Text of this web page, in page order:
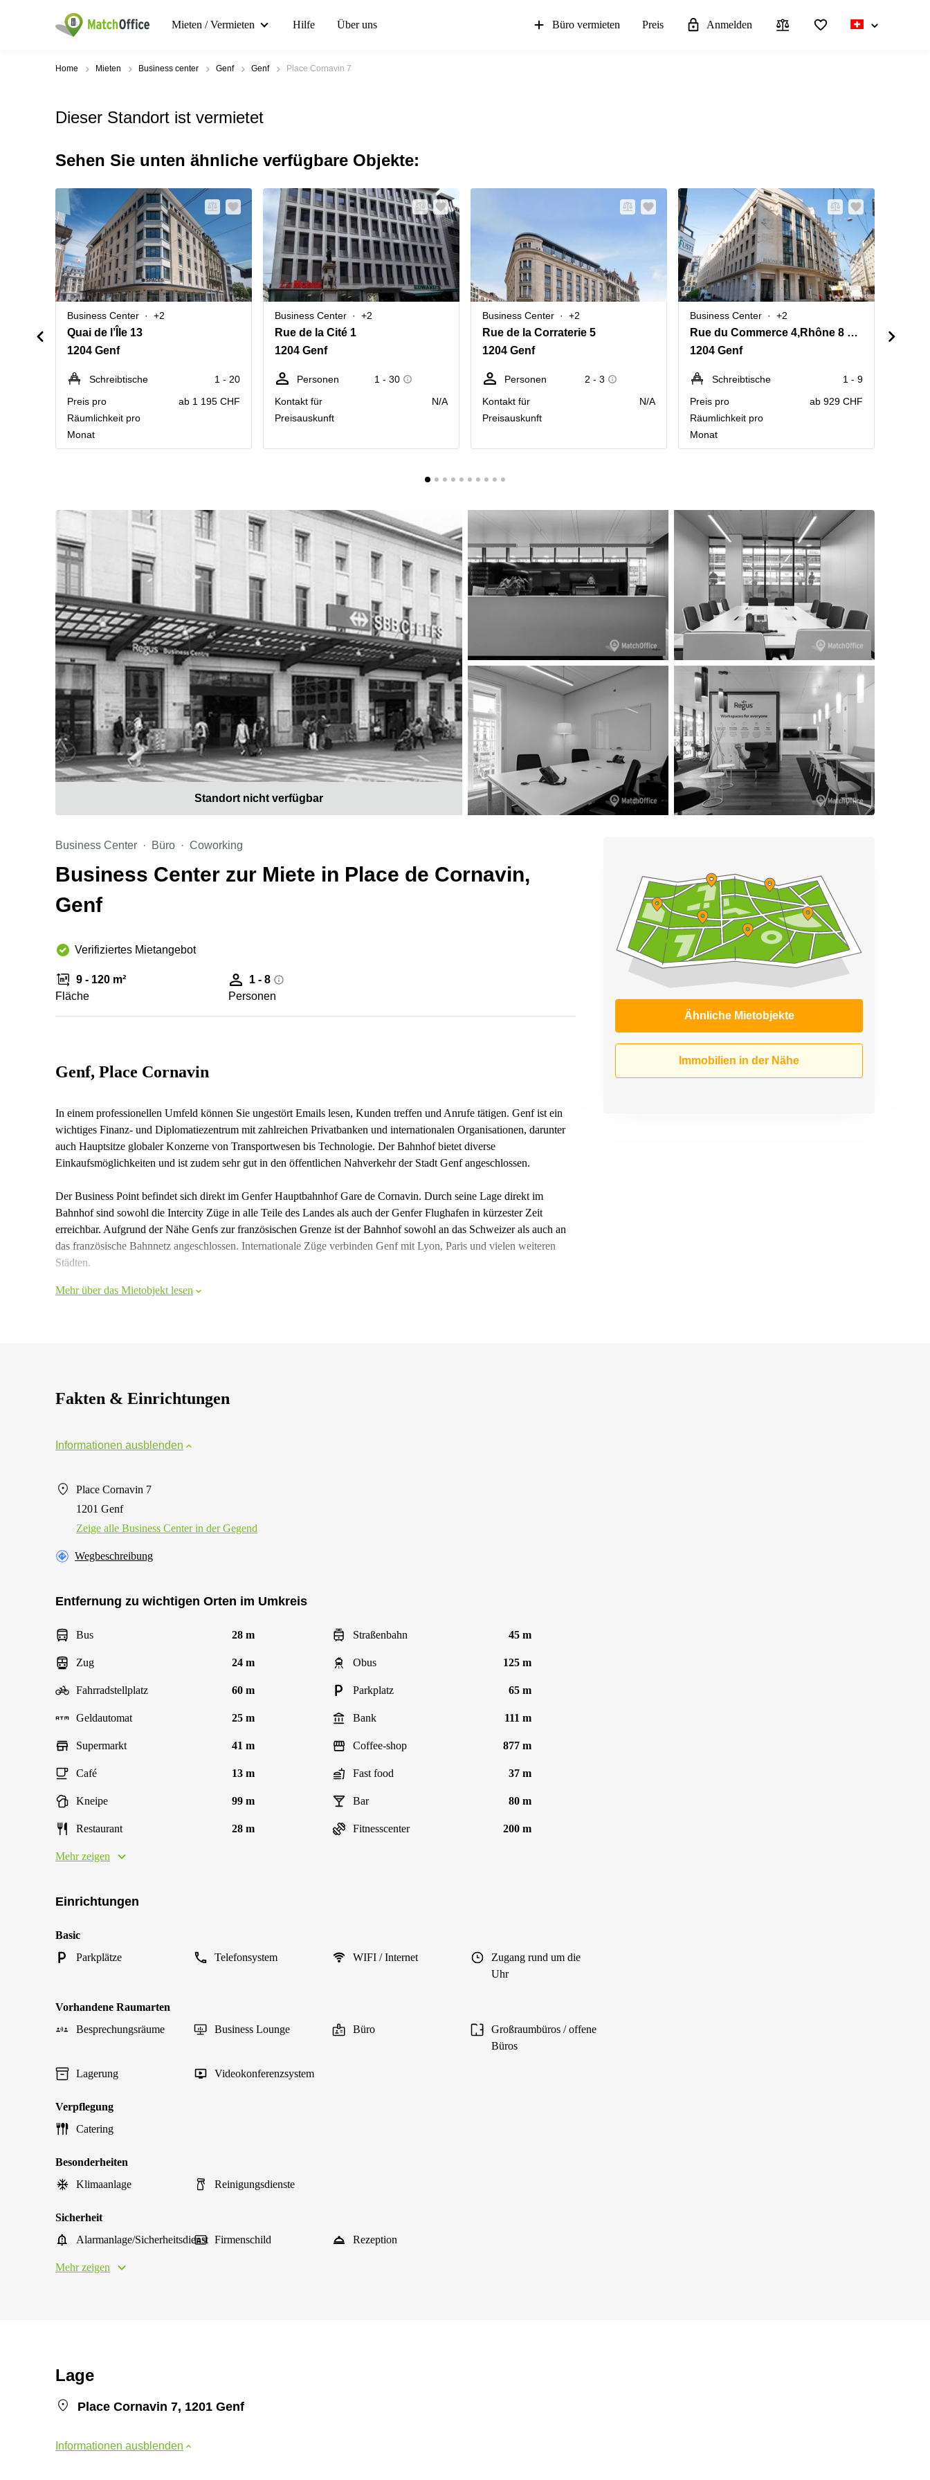
Mieten / Vermieten Hilfe Über uns Büro vermieten Preis Anmelden
Home Mieten Business center Genf Genf Place Cornavin 7
Dieser Standort ist vermietet
Sehen Sie unten ähnliche verfügbare Objekte:
Business Center +2
Quai de l’Île 13
1204 Genf
Schreibtische
1 - 20
Preis pro
Räumlichkeit pro
Monat
ab 1 195 CHF
Business Center +2
Rue de la Cité 1
1204 Genf
Personen
1 - 30
Kontakt für
Preisauskunft
N/A
Business Center +2
Rue de la Corraterie 5
1204 Genf
Personen
2 - 3
Kontakt für
Preisauskunft
N/A
Business Center +2
Rue du Commerce 4,Rhône 8 Building, 2. Stock,2. Stock
1204 Genf
Schreibtische
1 - 9
Preis pro
Räumlichkeit pro
Monat
ab 929 CHF
Standort nicht verfügbar
Business Center Büro Coworking
Business Center zur Miete in Place de Cornavin,
Genf
Verifiziertes Mietangebot
9 - 120 m²
Fläche
1 - 8
Personen
Ähnliche Mietobjekte
Immobilien in der Nähe
Genf, Place Cornavin
In einem professionellen Umfeld können Sie ungestört Emails lesen, Kunden treffen und Anrufe tätigen. Genf ist ein
wichtiges Finanz- und Diplomatiezentrum mit zahlreichen Privatbanken und internationalen Organisationen, darunter
auch Hauptsitze globaler Konzerne von Transportwesen bis Technologie. Der Bahnhof bietet diverse
Einkaufsmöglichkeiten und ist zudem sehr gut in den öffentlichen Nahverkehr der Stadt Genf angeschlossen.
Der Business Point befindet sich direkt im Genfer Hauptbahnhof Gare de Cornavin. Durch seine Lage direkt im
Bahnhof sind sowohl die Intercity Züge in alle Teile des Landes als auch der Genfer Flughafen in kürzester Zeit
erreichbar. Aufgrund der Nähe Genfs zur französischen Grenze ist der Bahnhof sowohl an das Schweizer als auch an
das französische Bahnnetz angeschlossen. Internationale Züge verbinden Genf mit Lyon, Paris und vielen weiteren
Städten.
Mehr über das Mietobjekt lesen
Fakten & Einrichtungen
Informationen ausblenden
Place Cornavin 7
1201 Genf
Zeige alle Business Center in der Gegend
Wegbeschreibung
Entfernung zu wichtigen Orten im Umkreis
Bus 28 m Straßenbahn 45 m
Zug 24 m Obus 125 m
Fahrradstellplatz 60 m Parkplatz 65 m
Geldautomat 25 m Bank 111 m
Supermarkt 41 m Coffee-shop 877 m
Café 13 m Fast food 37 m
Kneipe 99 m Bar 80 m
Restaurant 28 m Fitnesscenter 200 m
Mehr zeigen
Einrichtungen
Basic
Parkplätze
Telefonsystem WIFI / Internet
Zugang rund um die
Uhr
Vorhandene Raumarten
Besprechungsräume
Business Lounge Büro
Großraumbüros / offene
Büros
Lagerung Videokonferenzsystem
Verpflegung
Catering
Besonderheiten
Klimaanlage
Reinigungsdienste
Sicherheit
Alarmanlage/Sicherheitsdienst Firmenschild Rezeption
Mehr zeigen
Lage
Place Cornavin 7, 1201 Genf
Informationen ausblenden